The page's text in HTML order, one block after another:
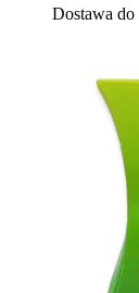
Dostawa do